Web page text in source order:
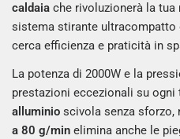
caldaia che rivoluzionerà la
sistema stirante ultracompatto
cerca efficienza e praticità in
La potenza di 2000W e la
prestazioni eccezionali su
alluminio scivola senza
a 80 g/min elimina anche le